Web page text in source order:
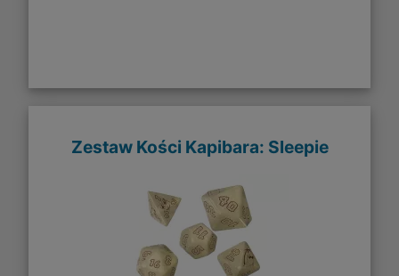
Zestaw Kości Kapibara: Sleepie